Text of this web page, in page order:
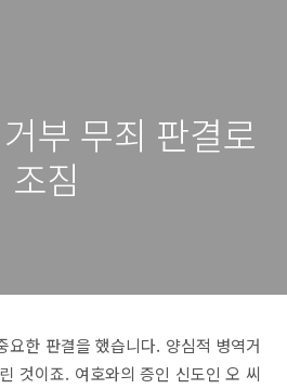
부 무죄 판결로
짐
요한 판결을 했습니다. 양심적 병역거
것이죠. 여호와의 증인 신도인 오 씨